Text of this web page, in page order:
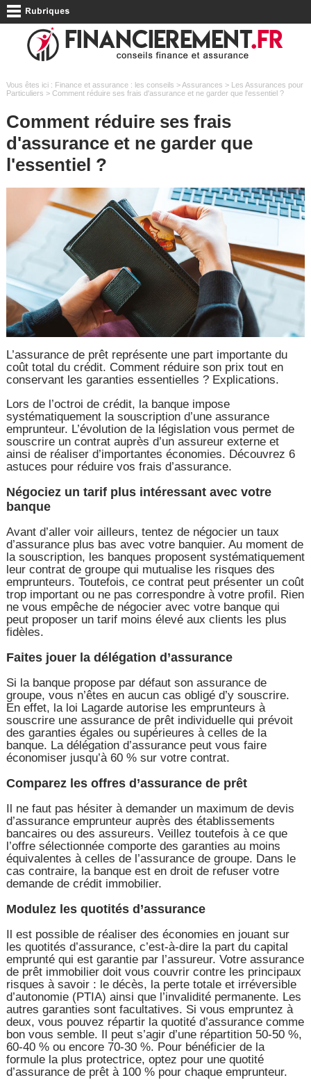
Vous êtes ici : Finance et assurance : les conseils >Assurances > Les Assurances pour
Particuliers > Comment réduire ses frais d'assurance et ne garder que l'essentiel ?
Comment réduire ses frais
d'assurance et ne garder que
l'essentiel ?
L’assurance de prêt représente une part importante du
coût total du crédit. Comment réduire son prix tout en
conservant les garanties essentielles ? Explications.
Lors de l’octroi de crédit, la banque impose
systématiquement la souscription d’une assurance
emprunteur. L’évolution de la législation vous permet de
souscrire un contrat auprès d’un assureur externe et
ainsi de réaliser d’importantes économies. Découvrez 6
astuces pour réduire vos frais d’assurance.
Négociez un tarif plus intéressant avec votre
banque
Avant d’aller voir ailleurs, tentez de négocier un taux
d’assurance plus bas avec votre banquier. Au moment de
la souscription, les banques proposent systématiquement
leur contrat de groupe qui mutualise les risques des
emprunteurs. Toutefois, ce contrat peut présenter un coût
trop important ou ne pas correspondre à votre profil. Rien
ne vous empêche de négocier avec votre banque qui
peut proposer un tarif moins élevé aux clients les plus
fidèles.
Faites jouer la délégation d’assurance
Si la banque propose par défaut son assurance de
groupe, vous n’êtes en aucun cas obligé d’y souscrire.
En effet, la loi Lagarde autorise les emprunteurs à
souscrire une assurance de prêt individuelle qui prévoit
des garanties égales ou supérieures à celles de la
banque. La délégation d’assurance peut vous faire
économiser jusqu’à 60 % sur votre contrat.
Comparez les offres d’assurance de prêt
Il ne faut pas hésiter à demander un maximum de devis
d’assurance emprunteur auprès des établissements
bancaires ou des assureurs. Veillez toutefois à ce que
l’offre sélectionnée comporte des garanties au moins
équivalentes à celles de l’assurance de groupe. Dans le
cas contraire, la banque est en droit de refuser votre
demande de crédit immobilier.
Modulez les quotités d’assurance
Il est possible de réaliser des économies en jouant sur
les quotités d’assurance, c’est-à-dire la part du capital
emprunté qui est garantie par l’assureur. Votre assurance
de prêt immobilier doit vous couvrir contre les principaux
risques à savoir : le décès, la perte totale et irréversible
d’autonomie (PTIA) ainsi que l’invalidité permanente. Les
autres garanties sont facultatives. Si vous empruntez à
deux, vous pouvez répartir la quotité d’assurance comme
bon vous semble. Il peut s’agir d’une répartition 50-50 %,
60-40 % ou encore 70-30 %. Pour bénéficier de la
formule la plus protectrice, optez pour une quotité
d’assurance de prêt à 100 % pour chaque emprunteur.